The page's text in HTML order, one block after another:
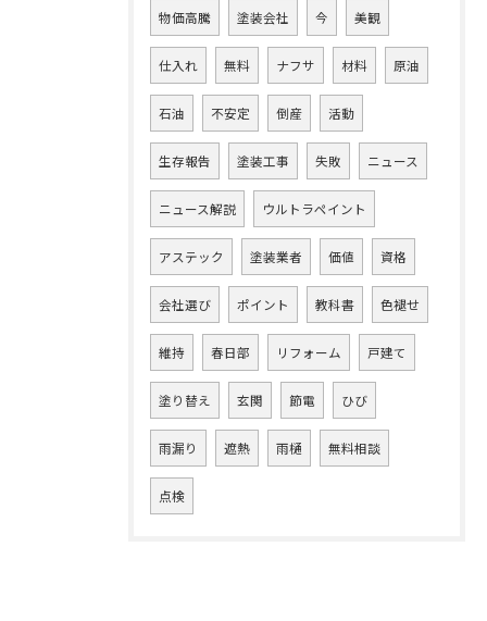
物価高騰 塗装会社 今 美観
仕入れ 無料 ナフサ 材料 原油
石油 不安定 倒産 活動
生存報告 塗装工事 失敗 ニュース
ニュース解説 ウルトラペイント
アステック 塗装業者 価値 資格
会社選び ポイント 教科書 色褪せ
維持 春日部 リフォーム 戸建て
塗り替え 玄関 節電 ひび
雨漏り 遮熱 雨樋 無料相談
点検